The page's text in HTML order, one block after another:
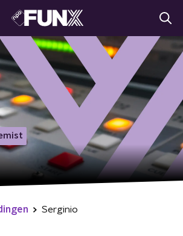
Serginio